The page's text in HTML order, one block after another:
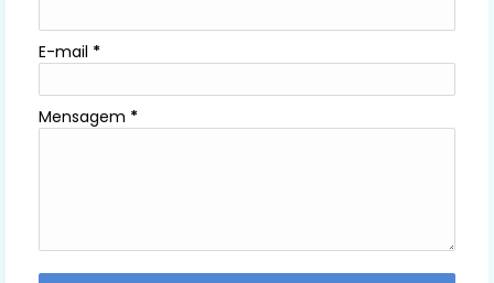
E-mail *
Mensagem *